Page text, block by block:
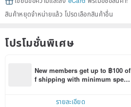
สินค้าหยุดจำหน่ายแล้ว โปรดเลือกสินค้าอื่น
โปรโมชั่นพิเศษ
New members get up to ฿100 of
f shipping with minimum spen
within 7 days!
รายละเอียด